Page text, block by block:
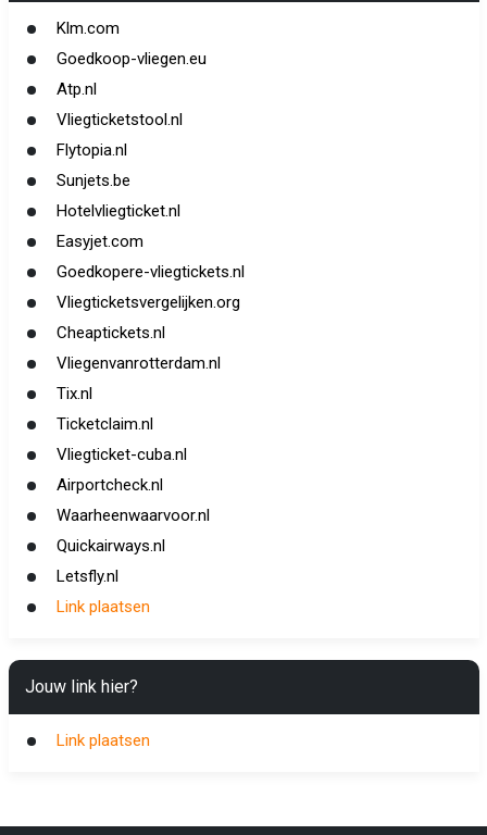
Klm.com
Goedkoop-vliegen.eu
Atp.nl
Vliegticketstool.nl
Flytopia.nl
Sunjets.be
Hotelvliegticket.nl
Easyjet.com
Goedkopere-vliegtickets.nl
Vliegticketsvergelijken.org
Cheaptickets.nl
Vliegenvanrotterdam.nl
Tix.nl
Ticketclaim.nl
Vliegticket-cuba.nl
Airportcheck.nl
Waarheenwaarvoor.nl
Quickairways.nl
Letsfly.nl
Link plaatsen
Jouw link hier?
Link plaatsen